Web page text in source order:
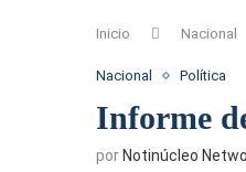
Inicio Nacional
Nacional Política
Informe
por Notinúcleo